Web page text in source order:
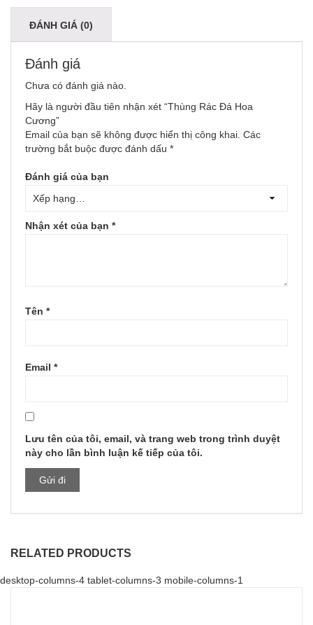
ĐÁNH GIÁ (0)
Đánh giá
Chưa có đánh giá nào.
Hãy là người đầu tiên nhận xét “Thùng Rác Đá Hoa
Cương”
Email của bạn sẽ không được hiển thị công khai. Các
trường bắt buộc được đánh dấu *
Đánh giá của bạn
Nhận xét của bạn *
Tên *
Email *
Lưu tên của tôi, email, và trang web trong trình duyệt
này cho lần bình luận kế tiếp của tôi.
RELATED PRODUCTS
desktop-columns-4 tablet-columns-3 mobile-columns-1